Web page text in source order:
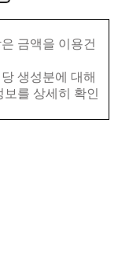
금액을 이용건
생성분에 대해
를 상세히 확인